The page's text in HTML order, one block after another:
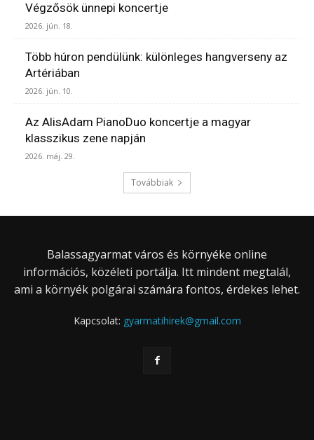
Végzősök ünnepi koncertje
2026. jún. 18.
Több húron pendülünk: különleges hangverseny az
Artériában
2026. jún. 10.
Az AlisAdam PianoDuo koncertje a magyar
klasszikus zene napján
2026. máj. 29.
Továbbiak
Balassagyarmat város és környéke online
információs, közéleti portálja. Itt mindent megtalál,
ami a környék polgárai számára fontos, érdekes lehet.
Kapcsolat: gyarmatihirek@gmail.com